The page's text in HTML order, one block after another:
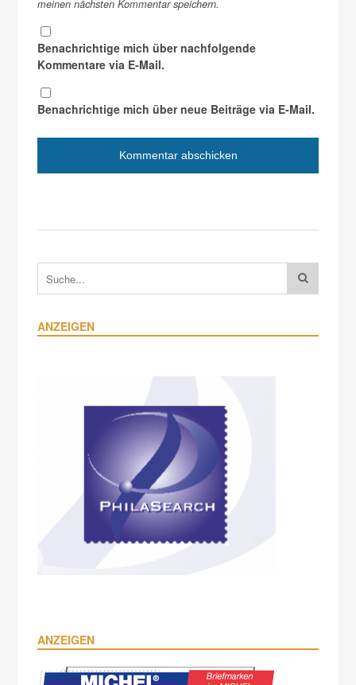
meinen nächsten Kommentar speichern.
Benachrichtige mich über nachfolgende
Kommentare via E-Mail.
Benachrichtige mich über neue Beiträge via E-Mail.
ANZEIGEN
ANZEIGEN